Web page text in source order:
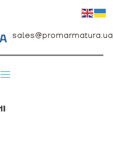
sales@promarmatura.ua